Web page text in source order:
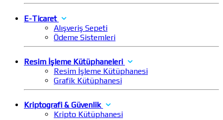
E-Ticaret
Alışveriş Sepeti
Ödeme Sistemleri
Resim İşleme Kütüphaneleri
Resim İşleme Kütüphanesi
Grafik Kütüphanesi
Kriptografi & Güvenlik
Kripto Kütüphanesi